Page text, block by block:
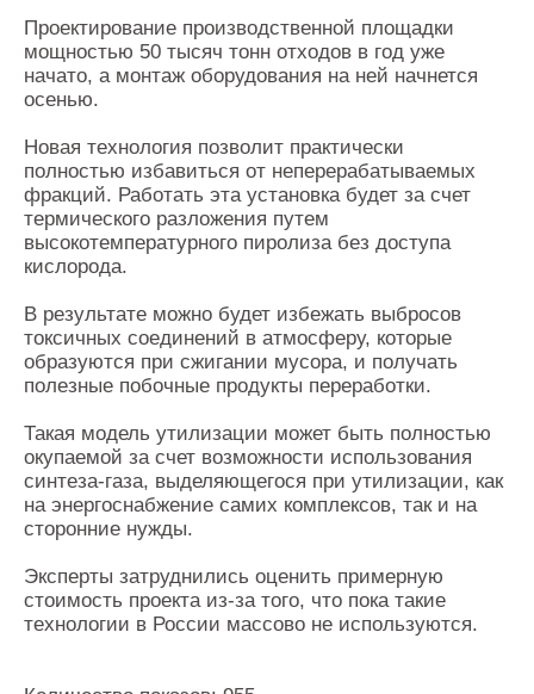
Проектирование производственной площадки
мощностью 50 тысяч тонн отходов в год уже
начато, а монтаж оборудования на ней начнется
осенью.
Новая технология позволит практически
полностью избавиться от неперерабатываемых
фракций. Работать эта установка будет за счет
термического разложения путем
высокотемпературного пиролиза без доступа
кислорода.
В результате можно будет избежать выбросов
токсичных соединений в атмосферу, которые
образуются при сжигании мусора, и получать
полезные побочные продукты переработки.
Такая модель утилизации может быть полностью
окупаемой за счет возможности использования
синтеза-газа, выделяющегося при утилизации, как
на энергоснабжение самих комплексов, так и на
сторонние нужды.
Эксперты затруднились оценить примерную
стоимость проекта из-за того, что пока такие
технологии в России массово не используются.